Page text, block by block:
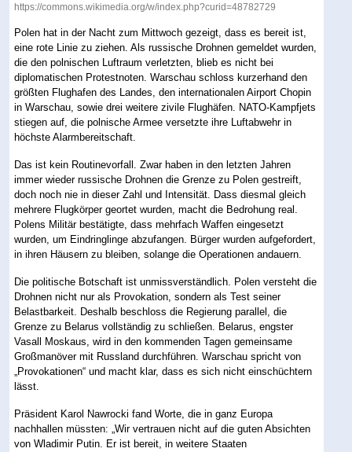
https://commons.wikimedia.org/w/index.php?curid=48782729
Polen hat in der Nacht zum Mittwoch gezeigt, dass es bereit ist,
eine rote Linie zu ziehen. Als russische Drohnen gemeldet wurden,
die den polnischen Luftraum verletzten, blieb es nicht bei
diplomatischen Protestnoten. Warschau schloss kurzerhand den
größten Flughafen des Landes, den internationalen Airport Chopin
in Warschau, sowie drei weitere zivile Flughäfen. NATO-Kampfjets
stiegen auf, die polnische Armee versetzte ihre Luftabwehr in
höchste Alarmbereitschaft.
Das ist kein Routinevorfall. Zwar haben in den letzten Jahren
immer wieder russische Drohnen die Grenze zu Polen gestreift,
doch noch nie in dieser Zahl und Intensität. Dass diesmal gleich
mehrere Flugkörper geortet wurden, macht die Bedrohung real.
Polens Militär bestätigte, dass mehrfach Waffen eingesetzt
wurden, um Eindringlinge abzufangen. Bürger wurden aufgefordert,
in ihren Häusern zu bleiben, solange die Operationen andauern.
Die politische Botschaft ist unmissverständlich. Polen versteht die
Drohnen nicht nur als Provokation, sondern als Test seiner
Belastbarkeit. Deshalb beschloss die Regierung parallel, die
Grenze zu Belarus vollständig zu schließen. Belarus, engster
Vasall Moskaus, wird in den kommenden Tagen gemeinsame
Großmanöver mit Russland durchführen. Warschau spricht von
„Provokationen“ und macht klar, dass es sich nicht einschüchtern
lässt.
Präsident Karol Nawrocki fand Worte, die in ganz Europa
nachhallen müssten: „Wir vertrauen nicht auf die guten Absichten
von Wladimir Putin. Er ist bereit, in weitere Staaten